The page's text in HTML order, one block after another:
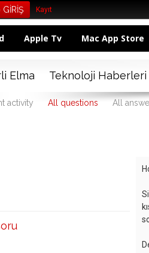
Kayıt
Apple Tv Mac App Store
Elma Teknoloji Haberleri
activity All questions All